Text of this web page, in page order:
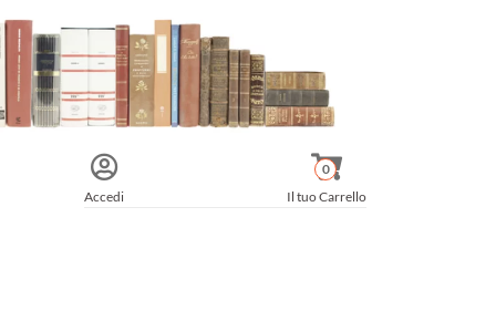
Accedi Il tuo Carrello
0